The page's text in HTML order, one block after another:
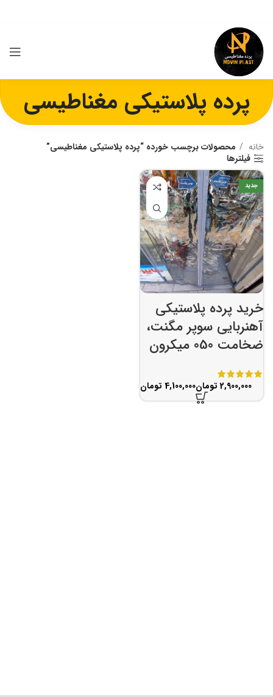
پرده پلاستیکی مغناطیسی
خانه
محصولات برچسب خورده “پرده پلاستیکی مغناطیسی”
فیلترها
جدید
خرید پرده پلاستیکی
آهنربایی سوپر مگنت،
ضخامت 050 میکرون
تومان تومان